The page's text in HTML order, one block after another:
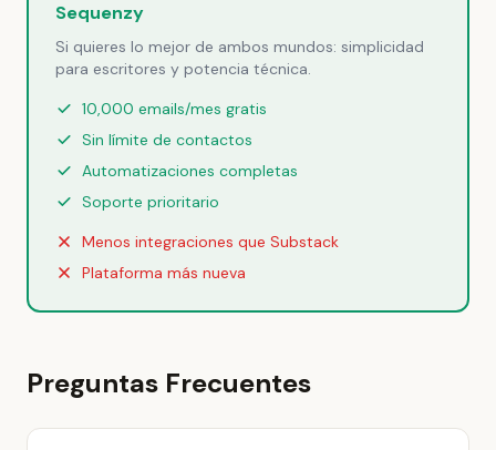
Sequenzy
Si quieres lo mejor de ambos mundos: simplicidad
para escritores y potencia técnica.
10,000 emails/mes gratis
Sin límite de contactos
Automatizaciones completas
Soporte prioritario
Menos integraciones que Substack
Plataforma más nueva
Preguntas Frecuentes